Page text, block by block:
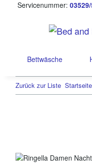
Servicenummer:
Bettwäsche
Zurück zur Liste Startseite